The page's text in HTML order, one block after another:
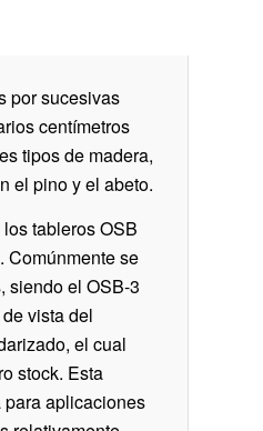
por sucesivas
centímetros
tipos de madera,
el pino y el abeto.
tableros OSB
Comúnmente se
siendo el OSB-3
vista del
el cual
stock. Esta
aplicaciones